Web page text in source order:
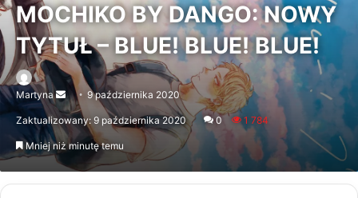
MOCHIKO BY DANGO: NOWY
TYTUŁ – BLUE! BLUE! BLUE!
Martyna
Send
an
email
9 października 2020
Zaktualizowany: 9 października 2020 0 1 784
Mniej niż minutę temu